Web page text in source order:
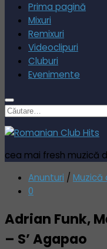
Prima pagină
Mixuri
Remixuri
Videoclipuri
Cluburi
Evenimente
Caută
după:
cea mai fresh muzică
Anunturi / Muzică
0
Adrian Funk,
– S’ Agapao